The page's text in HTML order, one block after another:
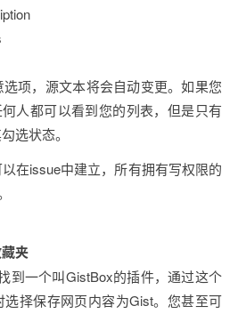
项，源文本将会自动变更。如果您
人都可以看到您的列表，但是只有
选状态。
在issue中建立，所有拥有写权限的
夹
到一个叫GistBox的插件，通过这个
择保存网页内容为Gist。您甚至可